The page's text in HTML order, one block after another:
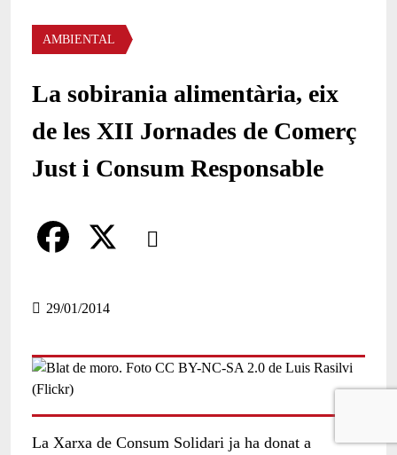
Àmbit de la notícia
AMBIENTAL
La sobirania alimentària, eix
de les XII Jornades de Comerç
Just i Consum Responsable
Comparteix
a
e
b
29/01/2014
La Xarxa de Consum Solidari ja ha donat a